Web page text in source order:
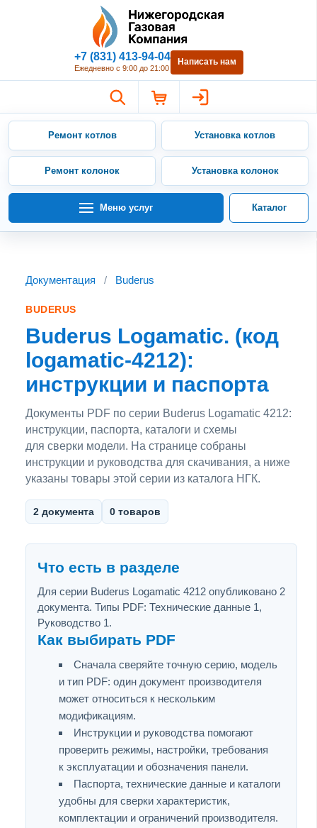
Нижегородская Газовая
+7 (831) 413-94-04
Ежедневно с 9:00 до 21:00
Написать нам
Ремонт котлов Установка котлов
Ремонт колонок Установка колонок
Меню услуг Каталог
Документация / Buderus
BUDERUS
Buderus Logamatic. (код
logamatic-4212):
инструкции и паспорта
Документы PDF по серии Buderus Logamatic 4212:
инструкции, паспорта, каталоги и схемы
для сверки модели. На странице собраны
инструкции и руководства для скачивания, а ниже
указаны товары этой серии из каталога НГК.
2 документа 0 товаров
Что есть в разделе
Для серии Buderus Logamatic 4212 опубликовано 2
документа. Типы PDF: Технические данные 1,
Руководство 1.
Как выбирать PDF
Сначала сверяйте точную серию, модель
и тип PDF: один документ производителя
может относиться к нескольким
модификациям.
Инструкции и руководства помогают
проверить режимы, настройки, требования
к эксплуатации и обозначения панели.
Паспорта, технические данные и каталоги
удобны для сверки характеристик,
комплектации и ограничений производителя.